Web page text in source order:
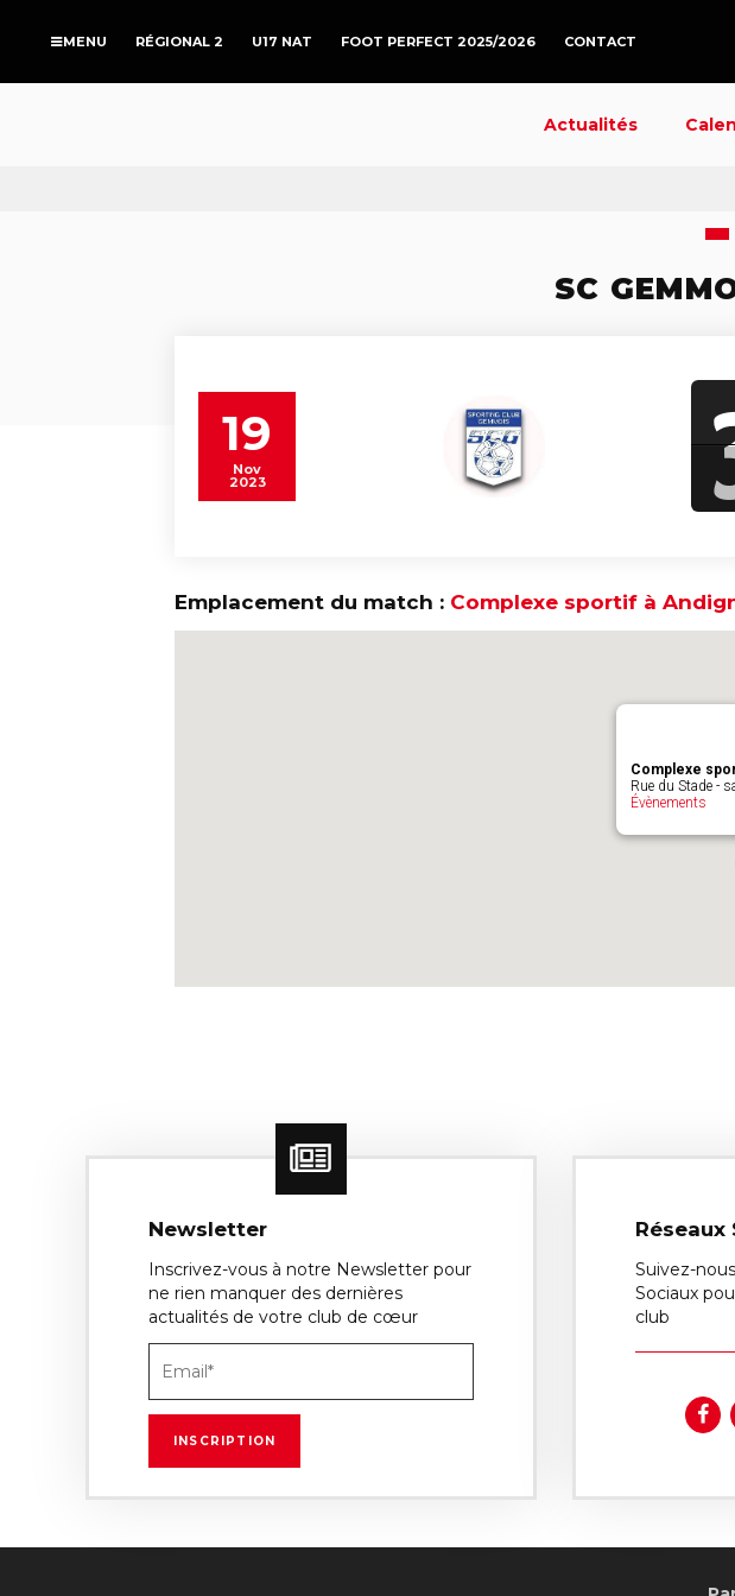
RÉGIONAL 2 U17 NAT FOOT PERFECT 2025/2026 CONTACT
Actualités
SC
19
Nov
2023
Emplacement du match : Complexe sportif à
Complexe
Rue du Stade -
Évènements
Newsletter
Inscrivez-vous à notre Newsletter pour
ne rien manquer des dernières
actualités de votre club de cœur
Réseaux
Suivez-
Sociaux
club